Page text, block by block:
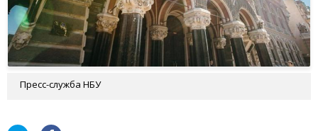
Пресс-служба НБУ